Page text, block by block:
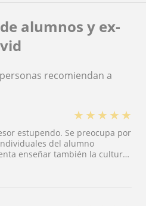
alumnos y ex-
recomiendan a
★ ★ ★ ★ ★
estupendo. Se preocupa por
del alumno
enseñar también la cultura
he avanzado mucho con él